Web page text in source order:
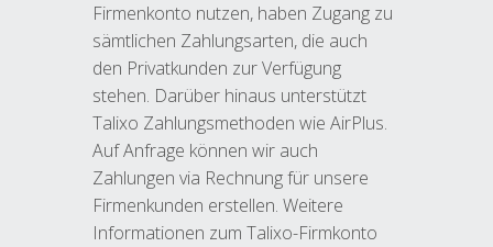
Firmenkonto nutzen, haben Zugang zu
sämtlichen Zahlungsarten, die auch
den Privatkunden zur Verfügung
stehen. Darüber hinaus unterstützt
Talixo Zahlungsmethoden wie AirPlus.
Auf Anfrage können wir auch
Zahlungen via Rechnung für unsere
Firmenkunden erstellen. Weitere
Informationen zum Talixo-Firmkonto